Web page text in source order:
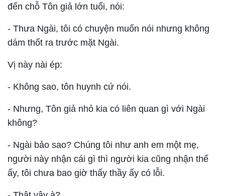
đến chỗ Tôn giả lớn tuổi, nói:
- Thưa Ngài, tôi có chuyện muốn nói nhưng không
dám thốt ra trước mặt Ngài.
Vị này nài ép:
- Không sao, tôn huynh cứ nói.
- Nhưng, Tôn giả nhỏ kia có liên quan gì với Ngài
không?
- Ngài bảo sao? Chúng tôi như anh em một mẹ,
người này nhận cái gì thì người kia cũng nhận thế
ấy, tôi chưa bao giờ thấy thầy ấy có lỗi.